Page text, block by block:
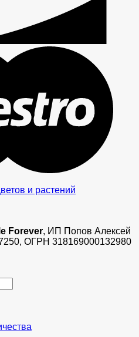
и растений
Forever, ИП Попов Алексей
ОГРН 318169000132980